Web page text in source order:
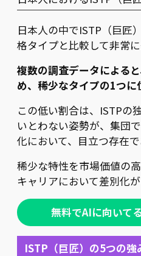
日本人の中でISTP（巨匠
格タイプと比較して非常に
複数の調査データによる
め、稀少なタイプの1つに
この低い割合は、ISTPの
いとわない姿勢が、集団
化において、目立つ存在
稀少な特性を市場価値の
キャリアにおいて差別化が
無料でAIに向いて
ISTP（巨匠）の5つの強